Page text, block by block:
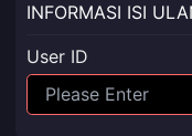
INFORMASI ISI
User ID